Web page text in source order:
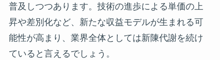
普及しつつあります。技術の進歩による単価の上
昇や差別化など、新たな収益モデルが生まれる可
能性が高まり、業界全体としては新陳代謝を続け
ていると言えるでしょう。